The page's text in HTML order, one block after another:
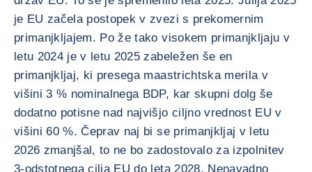
je EU začela postopek v zvezi s prekomernim
primanjkljajem. Po že tako visokem primanjkljaju v
letu 2024 je v letu 2025 zabeležen še en
primanjkljaj, ki presega maastrichtska merila v
višini 3 % nominalnega BDP, kar skupni dolg še
dodatno potisne nad najvišjo ciljno vrednost EU v
višini 60 %. Čeprav naj bi se primanjkljaj v letu
2026 zmanjšal, to ne bo zadostovalo za izpolnitev
3-odstotnega cilja EU do leta 2028. Nenavadno